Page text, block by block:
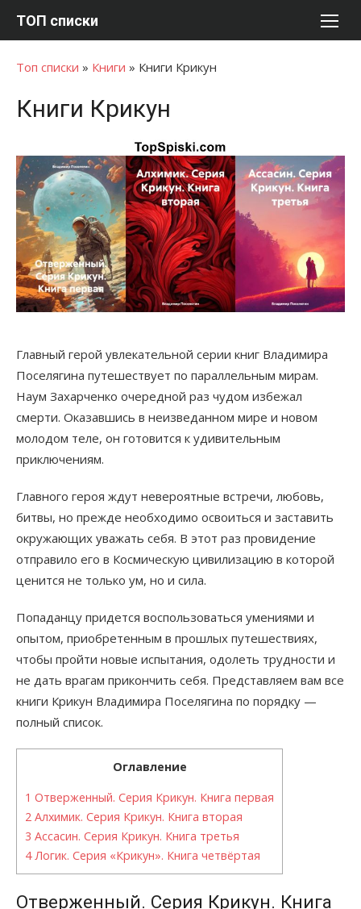
ТОП списки
Топ списки » Книги » Книги Крикун
Книги Крикун
Главный герой увлекательной серии книг Владимира
Поселягина путешествует по параллельным мирам.
Наум Захарченко очередной раз чудом избежал
смерти. Оказавшись в неизведанном мире и новом
молодом теле, он готовится к удивительным
приключениям.
Главного героя ждут невероятные встречи, любовь,
битвы, но прежде необходимо освоиться и заставить
окружающих уважать себя. В этот раз провидение
отправило его в Космическую цивилизацию в которой
ценится не только ум, но и сила.
Попаданцу придется воспользоваться умениями и
опытом, приобретенным в прошлых путешествиях,
чтобы пройти новые испытания, одолеть трудности и
не дать врагам прикончить себя. Представляем вам все
книги Крикун Владимира Поселягина по порядку —
полный список.
Оглавление
1 Отверженный. Серия Крикун. Книга первая
2 Алхимик. Серия Крикун. Книга вторая
3 Ассасин. Серия Крикун. Книга третья
4Логик. Серия «Крикун». Книга четвёртая
Отверженный. Серия Крикун. Книга